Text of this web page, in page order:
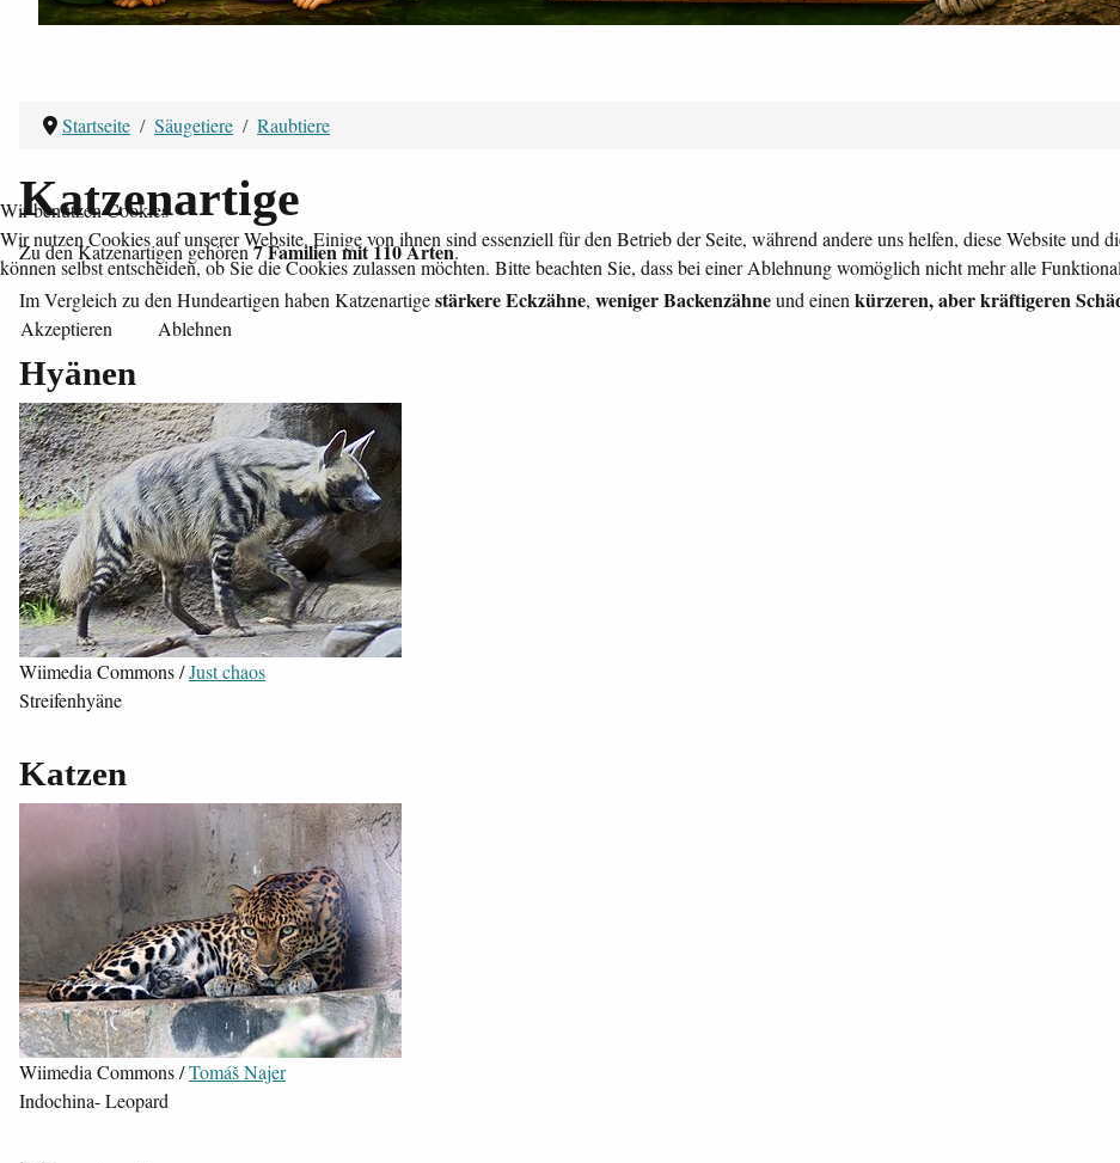
Startseite Säugetiere Raubtiere
Katzenartige
Zu den Katzenartigen gehören7 Familien mit 110 Arten.
Im Vergleich zu den Hundeartigen haben Katzenartigestärkere Eckzähne, weniger Backenzähneund einenkürzeren, aber kräftigeren
Hyänen
Wiimedia Commons /Just chaos
Streifenhyäne
Katzen
Wiimedia Commons /Tomáš Najer
Indochina- Leopard
Wir benutzen Cookies
Wir nutzen Cookies auf unserer Website. Einige von ihnen sind essenziell für den Betrieb der Seite, während andere uns helfen, diese Website und
können selbst entscheiden, ob Sie die Cookies zulassen möchten. Bitte beachten Sie, dass bei einer Ablehnung womöglich nicht mehr alle
Akzeptieren Ablehnen